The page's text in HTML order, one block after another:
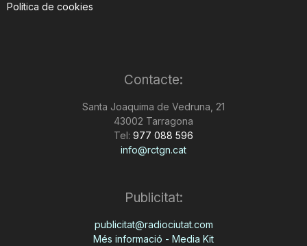
Política de cookies
Contacte:
Santa Joaquima de Vedruna, 21
43002 Tarragona
Tel: 977 088 596
info@rctgn.cat
Publicitat:
publicitat@radiociutat.com
Més informació - Media Kit